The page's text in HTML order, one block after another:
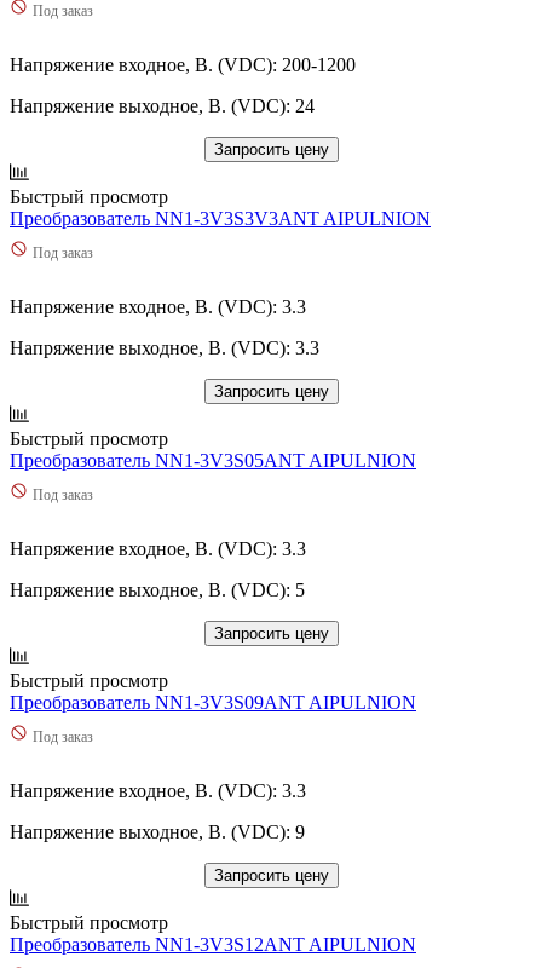
Под заказ
Напряжение входное, В. (VDC): 200-1200
Напряжение выходное, В. (VDC): 24
Запросить цену
Быстрый просмотр
Преобразователь NN1-3V3S3V3ANT AIPULNION
Под заказ
Напряжение входное, В. (VDC): 3.3
Напряжение выходное, В. (VDC): 3.3
Запросить цену
Быстрый просмотр
Преобразователь NN1-3V3S05ANT AIPULNION
Под заказ
Напряжение входное, В. (VDC): 3.3
Напряжение выходное, В. (VDC): 5
Запросить цену
Быстрый просмотр
Преобразователь NN1-3V3S09ANT AIPULNION
Под заказ
Напряжение входное, В. (VDC): 3.3
Напряжение выходное, В. (VDC): 9
Запросить цену
Быстрый просмотр
Преобразователь NN1-3V3S12ANT AIPULNION